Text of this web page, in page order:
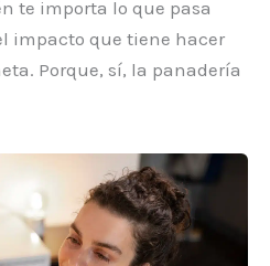
te importa lo que pasa
impacto que tiene hacer
Porque, sí, la panadería